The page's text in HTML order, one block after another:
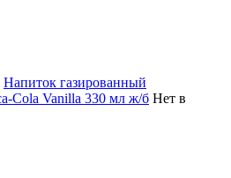
Напиток газированный
Cola Vanilla 330 мл ж/б Нет в